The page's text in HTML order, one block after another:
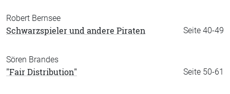
Robert Bernsee
Seite 40-49
Schwarzspieler und andere Piraten
Sören Brandes
Seite 50-61
"Fair Distribution"